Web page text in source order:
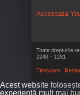
Acceseaza
Toate drepturile
2248 – 1281
Timișoara Reșița
Acest website
experiență mult mai